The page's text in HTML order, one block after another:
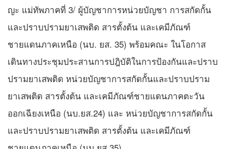
ญะ แม่ทัพภาคที่ 3/ ผู้บัญชาการหน่วยบัญชา การสกัดกั้น
และปราบปรามยาเสพติด สารตั้งต้น และเคมีภัณฑ์
ชายแดนภาคเหนือ (นบ. ยส. 35) พร้อมคณะ ในโอกาส
เดินทางประชุมประสานการปฎิบัติในการป้องกันและปราบ
ปรามยาเสพติด หน่วยบัญชาการสกัดกั้นและปราบปราม
ยาเสพติด สารตั้งต้น และเคมีภัณฑ์ชายแดนภาคตะวัน
ออกเฉียงเหนือ (นบ.ยส.24) และ หน่วยบัญชาการสกัดกั้น
และปราบปรามยาเสพติด สารตั้งต้น และเคมีภัณฑ์